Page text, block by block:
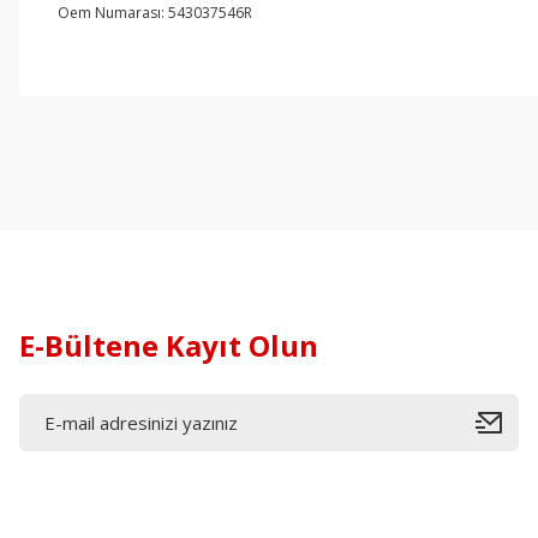
Oem Numarası: 543037546R
E-Bültene Kayıt Olun